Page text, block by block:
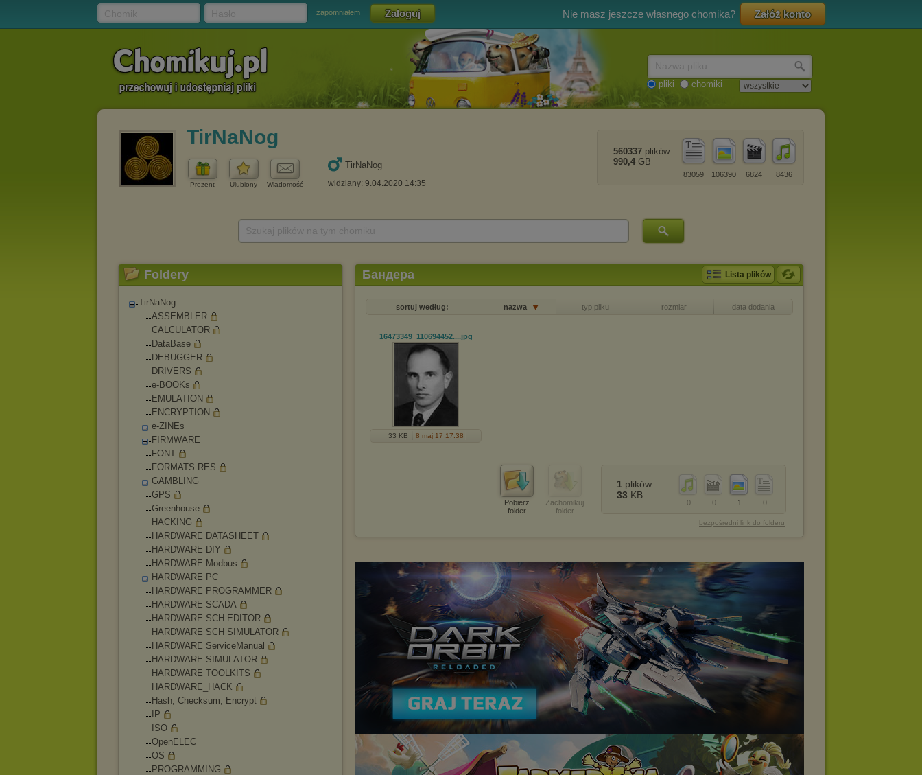
zapomniałem Nie masz jeszcze własnego chomika? Załóż konto
pliki chomiki
TirNaNog
Prezent Ulubiony Wiadomość
TirNaNog
widziany: 9.04.2020 14:35
8436
6824
106390
83059
560337 plików
990,4 GB
Foldery
TirNaNog
ASSEMBLER
CALCULATOR
DataBase
DEBUGGER
DRIVERS
e-BOOKs
EMULATION
ENCRYPTION
e-ZINEs
FIRMWARE
FONT
FORMATS RES
GAMBLING
GPS
Greenhouse
HACKING
HARDWARE DATASHEET
HARDWARE DIY
HARDWARE Modbus
HARDWARE PC
HARDWARE PROGRAMMER
HARDWARE SCADA
HARDWARE SCH EDITOR
HARDWARE SCH SIMULATOR
HARDWARE ServiceManual
HARDWARE SIMULATOR
HARDWARE TOOLKITS
HARDWARE_HACK
Hash, Checksum, Encrypt
IP
ISO
OpenELEC
OS
PROGRAMMING
Бандера Lista plików
sortuj według: nazwa typ pliku rozmiar data dodania
16473349_110694452....jpg
33 KB 8 maj 17 17:38
Pobierz
folder
Zachomikuj
folder
0
1
0
0
1 plików
33 KB
bezpośredni link do folderu